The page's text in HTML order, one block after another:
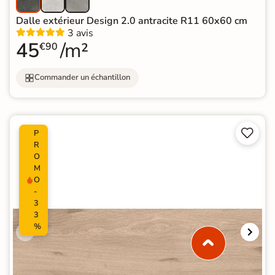
Dalle extérieur Design 2.0 antracite R11 60x60 cm
3 avis
45€90 /m²
Commander un échantillon
P
R
O
M
O
-
3
3
%

